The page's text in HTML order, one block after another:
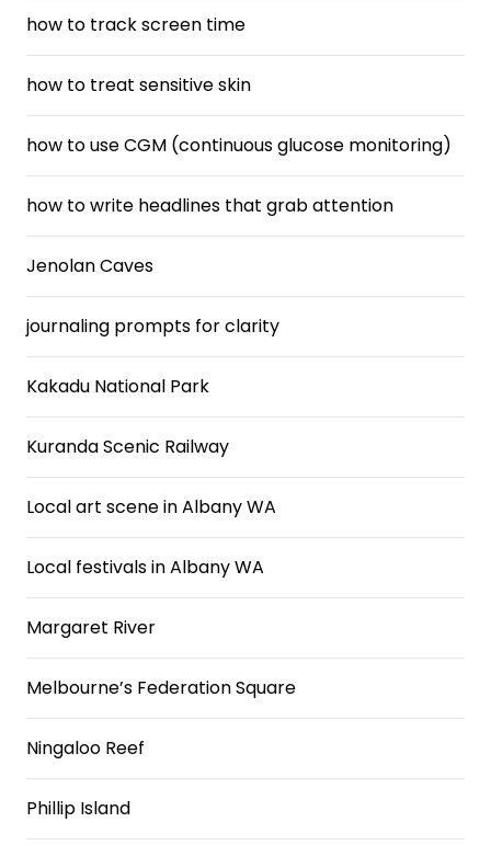
how to track screen time
how to treat sensitive skin
how to use CGM (continuous glucose monitoring)
how to write headlines that grab attention
Jenolan Caves
journaling prompts for clarity
Kakadu National Park
Kuranda Scenic Railway
Local art scene in Albany WA
Local festivals in Albany WA
Margaret River
Melbourne’s Federation Square
Ningaloo Reef
Phillip Island